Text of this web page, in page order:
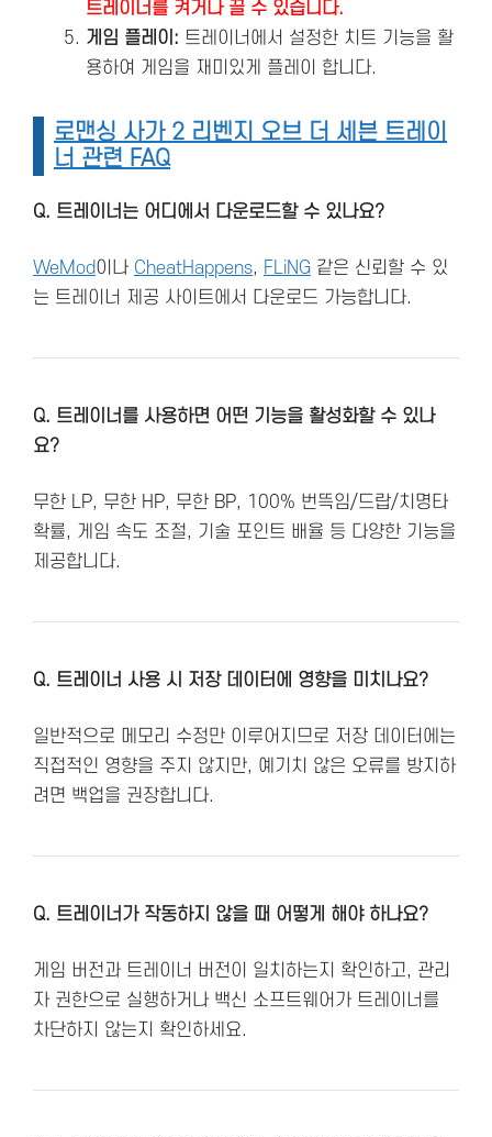
트레이너를 켜거나 끌 수 있습니다.
게임 플레이: 트레이너에서 설정한 치트 기능을 활
용하여 게임을 재미있게 플레이 합니다.
로맨싱 사가 2 리벤지 오브 더 세븐 트레이
너 관련 FAQ
Q. 트레이너는 어디에서 다운로드할 수 있나요?
WeMod이나 CheatHappens, FLiNG 같은 신뢰할 수 있
는 트레이너 제공 사이트에서 다운로드 가능합니다.
Q. 트레이너를 사용하면 어떤 기능을 활성화할 수 있나
요?
무한 LP, 무한 HP, 무한 BP, 100% 번뜩임/드랍/치명타
확률, 게임 속도 조절, 기술 포인트 배율 등 다양한 기능을
제공합니다.
Q. 트레이너 사용 시 저장 데이터에 영향을 미치나요?
일반적으로 메모리 수정만 이루어지므로 저장 데이터에는
직접적인 영향을 주지 않지만, 예기치 않은 오류를 방지하
려면 백업을 권장합니다.
Q. 트레이너가 작동하지 않을 때 어떻게 해야 하나요?
게임 버전과 트레이너 버전이 일치하는지 확인하고, 관리
자 권한으로 실행하거나 백신 소프트웨어가 트레이너를
차단하지 않는지 확인하세요.